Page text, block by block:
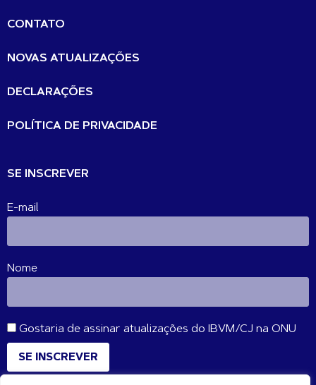
CONTATO
NOVAS ATUALIZAÇÕES
DECLARAÇÕES
POLÍTICA DE PRIVACIDADE
SE INSCREVER
E-mail
Nome
Gostaria de assinar atualizações do IBVM/CJ na ONU
SE INSCREVER